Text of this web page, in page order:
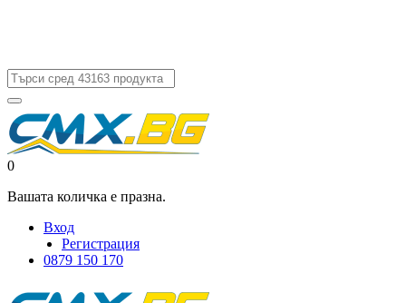
0
Вашата количка е празна.
Вход
Регистрация
0879 150 170